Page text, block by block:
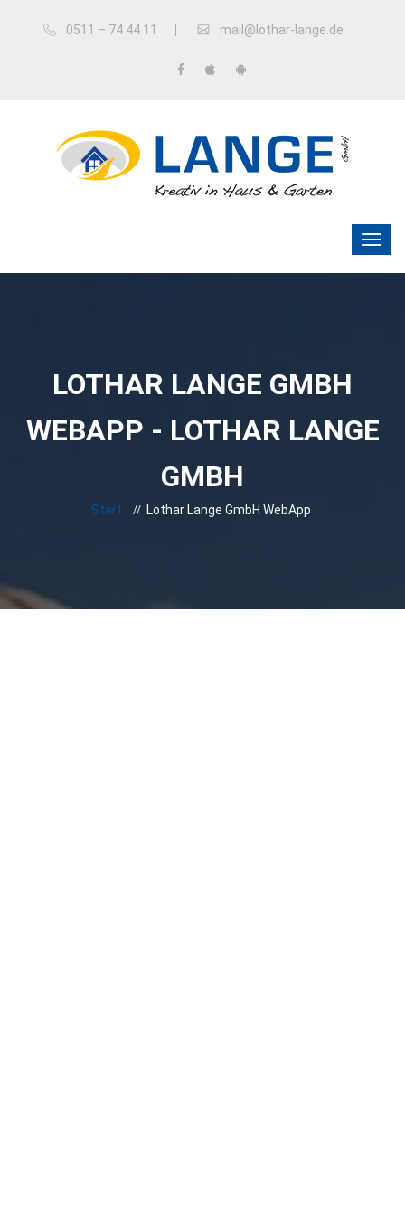
0511 – 74 44 11 mail@lothar-lange.de
LOTHAR LANGE GMBH
WEBAPP - LOTHAR LANGE
GMBH
Start Lothar Lange GmbH WebApp